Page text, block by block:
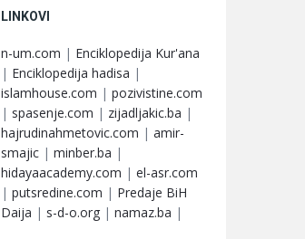
LINKOVI
n-um.com | Enciklopedija Kur'ana
| Enciklopedija hadisa |
islamhouse.com | pozivistine.com
| spasenje.com | zijadljakic.ba |
hajrudinahmetovic.com | amir-
smajic | minber.ba |
hidayaacademy.com | el-asr.com
| putsredine.com | Predaje BiH
Daija | s-d-o.org | namaz.ba |